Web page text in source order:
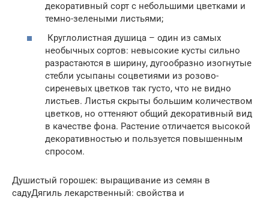
декоративный сорт с небольшими цветками и
темно-зелеными листьями;
Круглолистная душица – один из самых
необычных сортов: невысокие кусты сильно
разрастаются в ширину, дугообразно изогнутые
стебли усыпаны соцветиями из розово-
сиреневых цветков так густо, что не видно
листьев. Листья скрыты большим количеством
цветков, но оттеняют общий декоративный вид
в качестве фона. Растение отличается высокой
декоративностью и пользуется повышенным
спросом.
Душистый горошек: выращивание из семян в
садуДягиль лекарственный: свойства и